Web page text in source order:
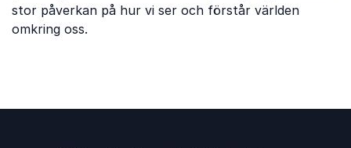
stor påverkan på hur vi ser och förstår världen
omkring oss.